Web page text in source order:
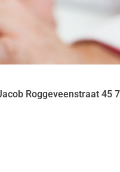
Roggeveenstraat 45